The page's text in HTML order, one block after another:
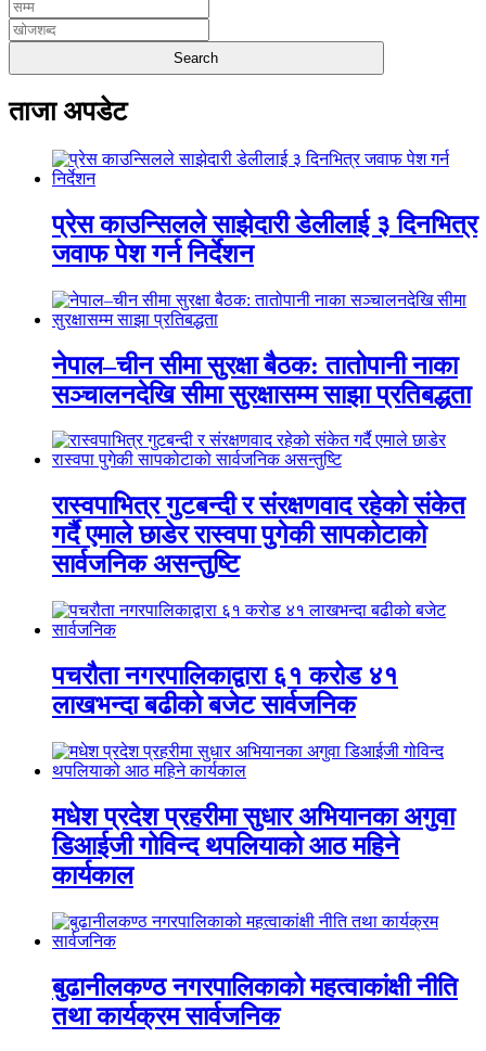
ताजा अपडेट
प्रेस काउन्सिलले साझेदारी डेलीलाई ३ दिनभित्र
जवाफ पेश गर्न निर्देशन
नेपाल–चीन सीमा सुरक्षा बैठक: तातोपानी नाका
सञ्चालनदेखि सीमा सुरक्षासम्म साझा प्रतिबद्धता
रास्वपाभित्र गुटबन्दी र संरक्षणवाद रहेको संकेत
गर्दै एमाले छाडेर रास्वपा पुगेकी सापकोटाको
सार्वजनिक असन्तुष्टि
पचरौता नगरपालिकाद्वारा ६१ करोड ४१
लाखभन्दा बढीको बजेट सार्वजनिक
मधेश प्रदेश प्रहरीमा सुधार अभियानका अगुवा
डिआईजी गोविन्द थपलियाको आठ महिने
कार्यकाल
बुढानीलकण्ठ नगरपालिकाको महत्वाकांक्षी नीति
तथा कार्यक्रम सार्वजनिक